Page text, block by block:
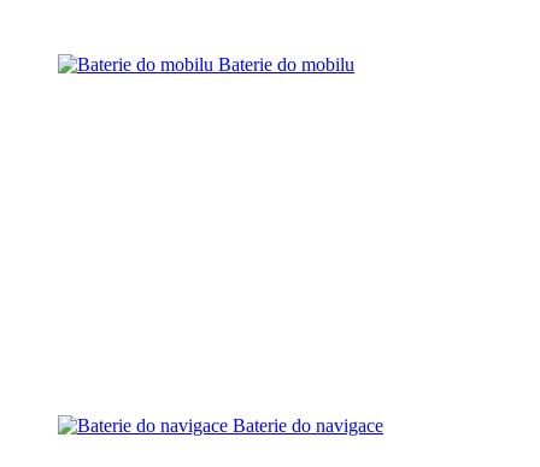
Baterie do mobilu
Baterie do navigace